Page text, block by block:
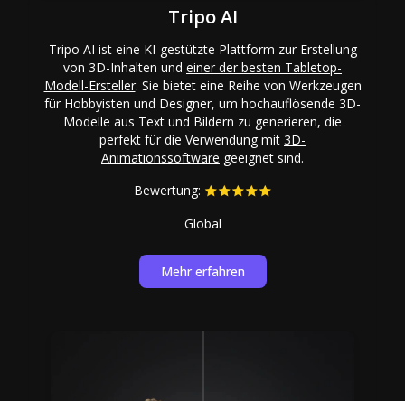
Tripo AI
Tripo AI ist eine KI-gestützte Plattform zur Erstellung
von 3D-Inhalten und einer der besten Tabletop-
Modell-Ersteller. Sie bietet eine Reihe von Werkzeugen
für Hobbyisten und Designer, um hochauflösende 3D-
Modelle aus Text und Bildern zu generieren, die
perfekt für die Verwendung mit 3D-
Animationssoftware geeignet sind.
Bewertung:
Global
Mehr erfahren